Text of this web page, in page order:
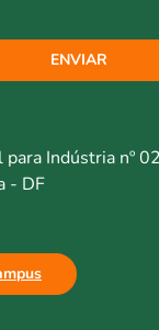
ENVIAR
Indústria nº 02
- DF